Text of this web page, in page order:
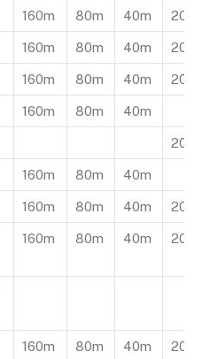
160m 80m 40m 20m
160m 80m 40m 20m
160m 80m 40m 20m
160m 80m 40m
20m
160m 80m 40m
160m 80m 40m 20m
160m 80m 40m 20m
160m 80m 40m 20m